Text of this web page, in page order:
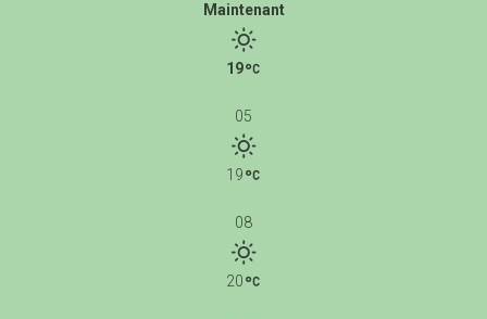
Maintenant
19
05
19
08
20